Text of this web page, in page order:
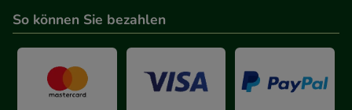
So können Sie bezahlen